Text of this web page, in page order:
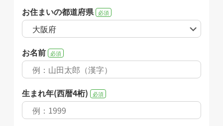
お住まいの都道府県 必須
お名前 必須
生まれ年(西暦4桁) 必須